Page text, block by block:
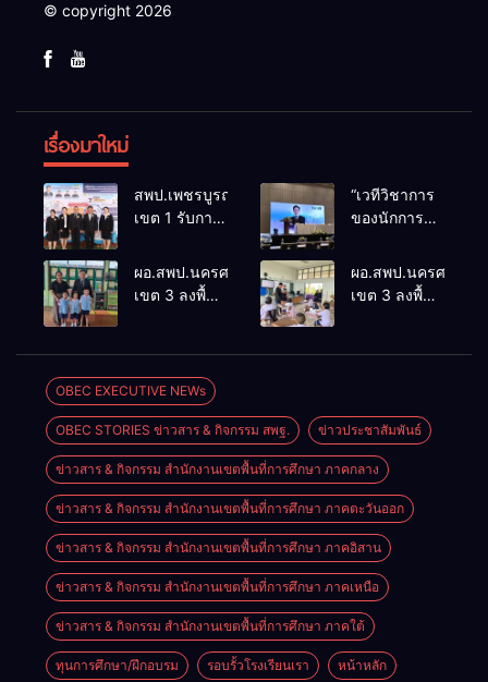
© copyright 2026
เรื่องมาใหม่
สพป.เพชรบูรณ์
เขต 1 รับการ
ประเมินผล
เชิงประจักษ์
ต้นแบบ”
ระดับประเทศ
รุ่นที่ 3 ประจำ
ปีงบประมาณ
พ.ศ. 2569
“เวทีวิชาการ
ของนักการ
ThaiCER
International
Research
(ThaiCER)
2026
ผอ.สพป.นครศรีธรรมราช
เขต 3 ลงพื้นที่
ปากพนัง
ผอ.สพป.นครศรีธรร
เขต 3 ลงพื้นที่
OBEC EXECUTIVE NEWs
OBEC STORIES ข่าวสาร & กิจกรรม สพฐ. ข่าวประชาสัมพันธ์
ข่าวสาร & กิจกรรม สำนักงานเขตพื้นที่การศึกษา ภาคกลาง
ข่าวสาร & กิจกรรม สำนักงานเขตพื้นที่การศึกษา ภาคตะวันออก
ข่าวสาร & กิจกรรม สำนักงานเขตพื้นที่การศึกษา ภาคอิสาน
ข่าวสาร & กิจกรรม สำนักงานเขตพื้นที่การศึกษา ภาคเหนือ
ข่าวสาร & กิจกรรม สำนักงานเขตพื้นที่การศึกษา ภาคใต้
ทุนการศึกษา/ฝึกอบรม รอบรั้วโรงเรียนเรา หน้าหลัก